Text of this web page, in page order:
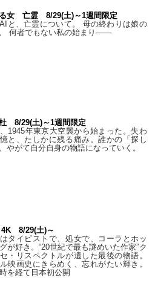
女 亡霊 8/29(土)～1週間限定
と、亡霊について。 母の終わりは娘の
何者でもない私の始まり――
8/29(土)～1週間限定
1945年東京大空襲から始まった。失わ
と、たしかに残る痛み。誰かの「探し
やがて自分自身の物語になっていく。
4K 8/29(土)～
タイピストで、処⼥で、コーラとホッ
が好き。“20世紀で最も謎めいた作家”ク
・リスペクトルが遺した最後の物語。
映画史にきらめく、忘れがたい輝き。
を経て⽇本初公開